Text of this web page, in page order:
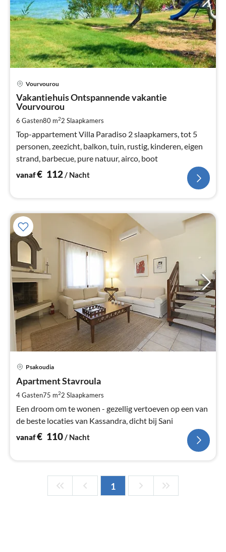
Vourvourou
Vakantiehuis Ontspannende vakantie
Vourvourou
6 Gasten80 m22 Slaapkamers
Top-appartement Villa Paradiso 2 slaapkamers, tot 5
personen, zeezicht, balkon, tuin, rustig, kinderen, eigen
strand, barbecue, pure natuur, airco, boot
vanaf€ 112/ Nacht
Psakoudia
Apartment Stavroula
4 Gasten75 m22 Slaapkamers
Een droom om te wonen - gezellig vertoeven op een van
de beste locaties van Kassandra, dicht bij Sani
vanaf€ 110/ Nacht
1